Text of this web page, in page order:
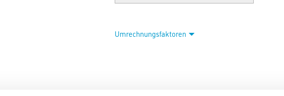
Umrechnungsfaktoren